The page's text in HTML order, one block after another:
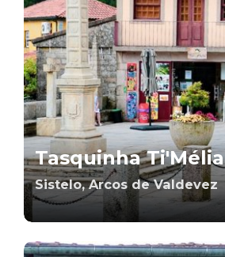
Tasquinha Ti'Mélia
Sistelo, Arcos de Valdevez